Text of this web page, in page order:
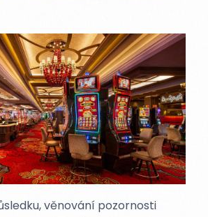
věnování pozornosti